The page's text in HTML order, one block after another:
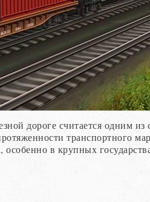
дороге считается одним
транспортного
в крупных